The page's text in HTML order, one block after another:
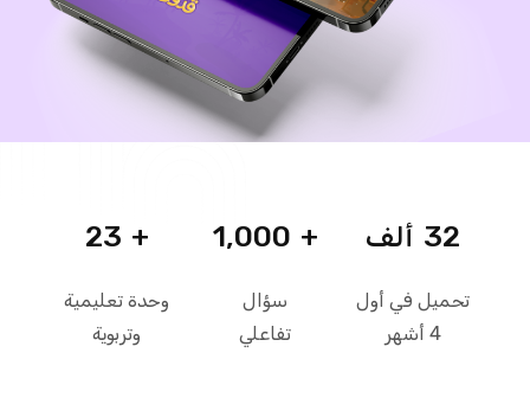
32 ألف
تحميل في أول
4 أشهر
+
1,000
سؤال
تفاعلي
+
23
وحدة تعليمية
وتربوية